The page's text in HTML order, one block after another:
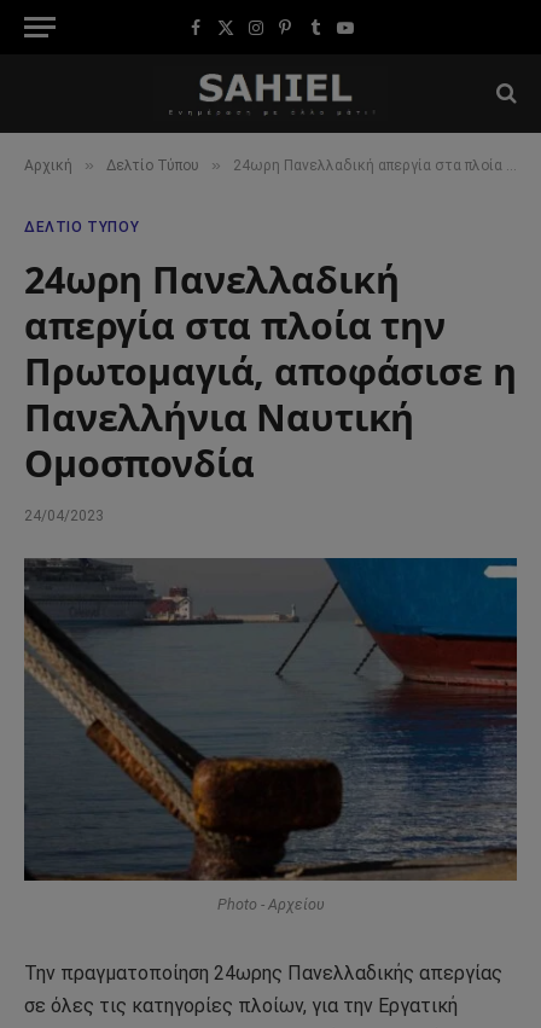
Facebook
X
Instagram
Pinterest
TumblrYouTube
Αρχική » Δελτίο Τύπου » 24ωρη Πανελλαδική απεργία στα πλοία την Πρωτομαγιά, αποφάσισε η Πανελλήνια Ναυτική Ομοσπονδία
ΔΕΛΤΊΟ ΤΎΠΟΥ
24ωρη Πανελλαδική
απεργία στα πλοία την
Πρωτομαγιά, αποφάσισε η
Πανελλήνια Ναυτική
Ομοσπονδία
24/04/2023
Photo - Αρχείου
Την πραγματοποίηση 24ωρης Πανελλαδικής απεργίας
σε όλες τις κατηγορίες πλοίων, για την Εργατική